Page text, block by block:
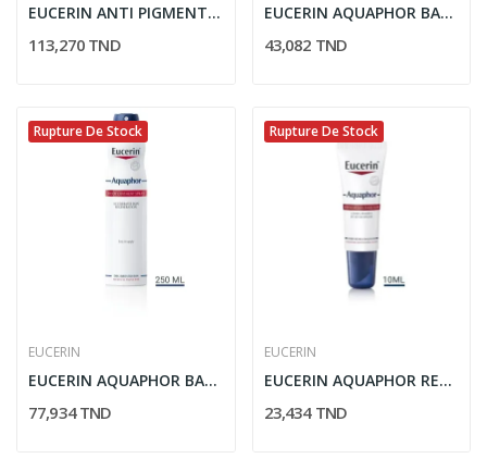
EUCERIN ANTI PIGMENT SOIN DE NUIT 50ML
113,270 TND
EUCERIN AQUAPHOR BAUME REPARATEUR CUTANE 40G
43,082 TND
Rupture De Stock
EUCERIN
EUCERIN AQUAPHOR BAUME SPRAY CORPS 250ML
77,934 TND
Rupture De Stock
EUCERIN
EUCERIN AQUAPHOR REPARATEUR LEVRES SOS 10ML
23,434 TND